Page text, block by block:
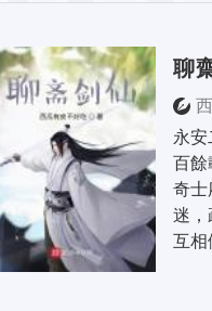
聊
永安
百餘
奇士
迷，
互相